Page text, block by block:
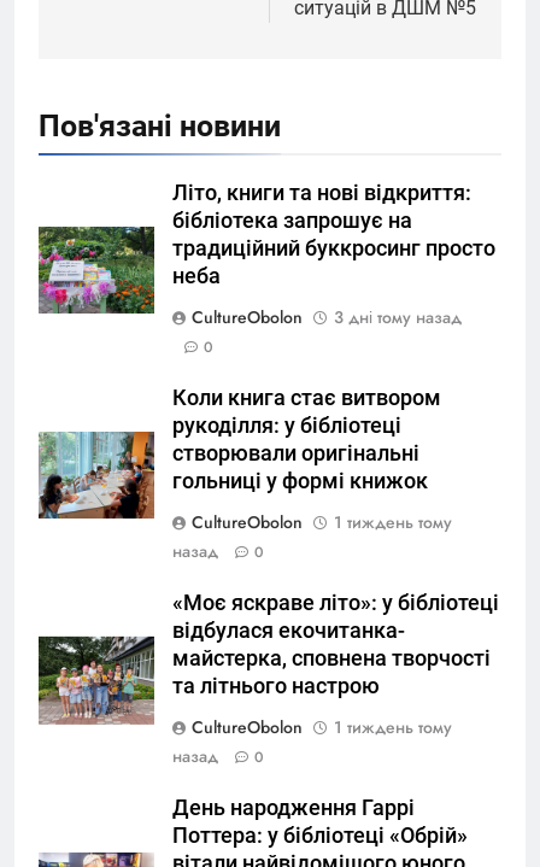
ситуацій в ДШМ №5
Пов'язані новини
Літо, книги та нові відкриття:
бібліотека запрошує на
традиційний буккросинг просто
неба
CultureObolon
3 дні тому назад
0
Коли книга стає витвором
рукоділля: у бібліотеці
створювали оригінальні
гольниці у формі книжок
CultureObolon
1 тиждень тому
назад
0
«Моє яскраве літо»: у бібліотеці
відбулася екочитанка-
майстерка, сповнена творчості
та літнього настрою
CultureObolon
1 тиждень тому
назад
0
День народження Гаррі
Поттера: у бібліотеці «Обрій»